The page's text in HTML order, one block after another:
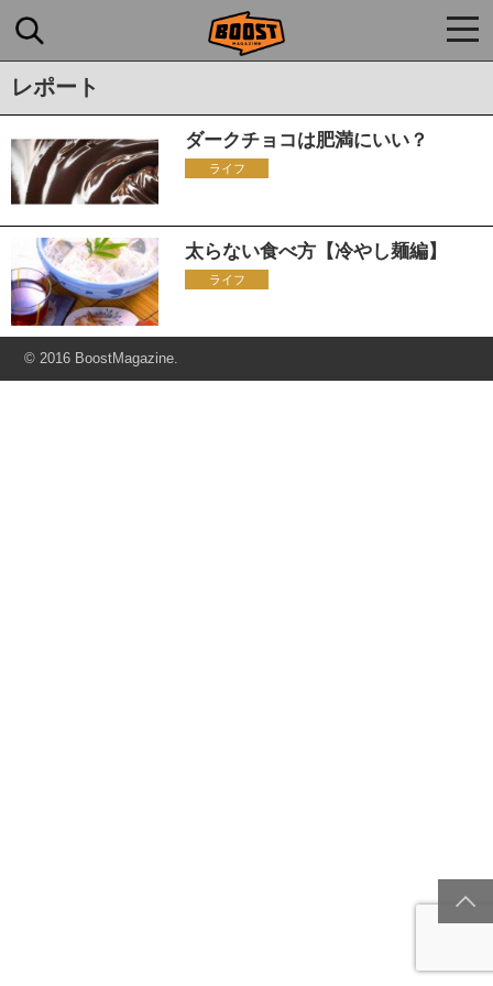
レポート
ダークチョコは肥満にいい？
ライフ
太らない食べ方【冷やし麺編】
ライフ
© 2016 BoostMagazine.